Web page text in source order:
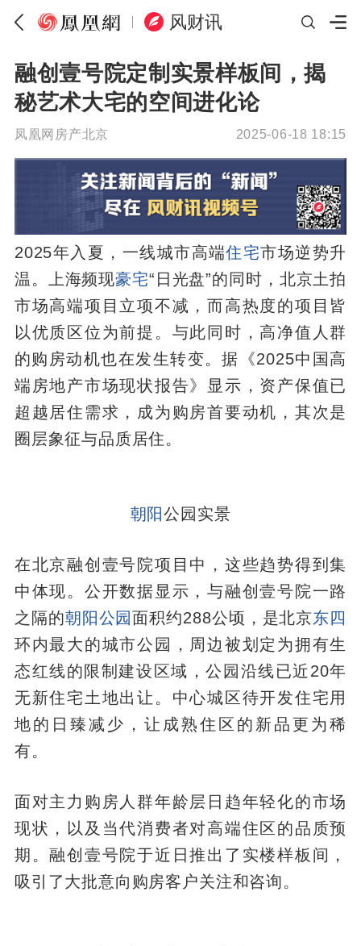
风财讯
融创壹号院定制实景样板间，揭
秘艺术大宅的空间进化论
凤凰网房产北京 2025-06-18 18:15
2025年入夏，一线城市高端住宅市场逆势升
温。上海频现豪宅“日光盘”的同时，北京土拍
市场高端项目立项不减，而高热度的项目皆
以优质区位为前提。与此同时，高净值人群
的购房动机也在发生转变。据《2025中国高
端房地产市场现状报告》显示，资产保值已
超越居住需求，成为购房首要动机，其次是
圈层象征与品质居住。
朝阳公园实景
在北京融创壹号院项目中，这些趋势得到集
中体现。公开数据显示，与融创壹号院一路
之隔的朝阳公园面积约288公顷，是北京东四
环内最大的城市公园，周边被划定为拥有生
态红线的限制建设区域，公园沿线已近20年
无新住宅土地出让。中心城区待开发住宅用
地的日臻减少，让成熟住区的新品更为稀
有。
面对主力购房人群年龄层日趋年轻化的市场
现状，以及当代消费者对高端住区的品质预
期。融创壹号院于近日推出了实楼样板间，
吸引了大批意向购房客户关注和咨询。